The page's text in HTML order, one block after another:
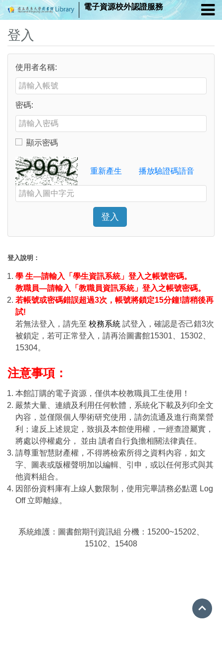
電子資源校外認證服務
登入
使用者名稱:
Enter your username or email address
密碼:
Enter your password
顯示密碼
Toggle to show or hide your password
Verification Code
重新產生
播放驗證碼語音
Enter the characters shown in the image above
登入
Click to sign in with your username
登入說明：
學 生—請輸入「學生資訊系統」登入之帳號密碼。
教職員—請輸入「教職員資訊系統」登入之帳號密碼。
若帳號或密碼錯誤超過3次，帳號將鎖定15分鐘!請稍後再
試!
若無法登入，請先至 校務系統 試登入，確認是否己錯3次
被鎖定，若可正常登入，請再洽圖書館15301、15302、
15304。
注意事項：
本館訂購的電子資源，僅供本校教職員工生使用！
嚴禁大量、連續及利用任何軟體，系統化下載及列印全文
內容，並僅限個人學術研究使用，請勿流通及進行商業營
利；違反上述規定，致損及本館使用權，一經查證屬實，
將處以停權處分， 並由 讀者自行負擔相關法律責任。
請尊重智慧財產權，不得將檢索所得之資料內容，如文
字、圖表或版權聲明加以編輯、引申，或以任何形式與其
他資料組合。
因部份資料庫有上線人數限制，使用完畢請務必點選 Log
Off 立即離線。
系統維護：圖書館期刊資訊組 分機：15200~15202、
15102、15408